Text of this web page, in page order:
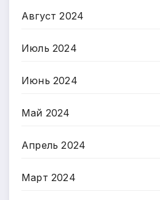
Август 2024
Июль 2024
Июнь 2024
Май 2024
Апрель 2024
Март 2024